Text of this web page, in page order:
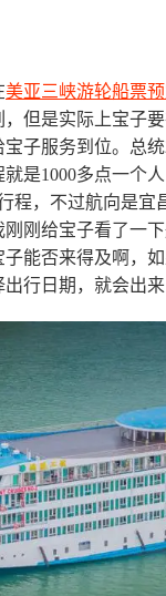
美亚三峡游轮船票
但是实际上宝子
子服务到位。总
是1000多点一个
程，不过航向是
刚给宝子看了一
能否来得及啊，
行日期，就会出